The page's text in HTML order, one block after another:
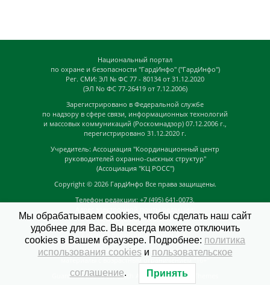
Национальный портал
по охране и безопасности "ГардИнфо" ("ГардИнфо")
Рег. СМИ: ЭЛ № ФС 77 - 80134 от 31.12.2020
(ЭЛ No ФС 77-26419 от 7.12.2006)
Зарегистрировано в Федеральной службе
по надзору в сфере связи, информационных технологий
и массовых коммуникаций (Роскомнадзор) 07.12.2006 г.,
перегистрировано 31.12.2020 г.
Учредитель: Ассоциация "Координационный центр
руководителей охранно-сыскных структур"
(Ассоциация "КЦ РОСС")
Copyright © 2026 ГардИнфо Все права защищены.
Телефон редакции: +7 (495) 641-0073,
news@guardinfo.online
Главный редактор: Кузьмин Д.А.
На сайте могут быть размещены
GuardInfo based on Catch Adaptive byCatch Themes
Мы обрабатываем cookies, чтобы сделать наш сайт
удобнее для Вас. Вы всегда можете отключить
cookies в Вашем браузере. Подробнее: политика
использования cookiesи пользовательское
соглашение. Принять